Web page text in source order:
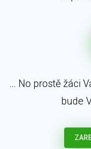
… No prostě žáci
bude